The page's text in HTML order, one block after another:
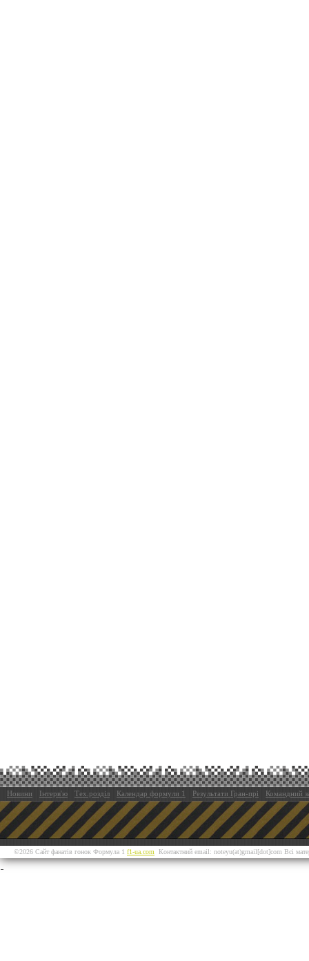
Новини Інтерв'ю Тех.розділ Календар формули 1 Результати Гран-прі Командний
©2026 Сайт фанатів гонок Формула 1 f1-ua.com Контактний email: noteyu(at)gmail[dot]com Всі